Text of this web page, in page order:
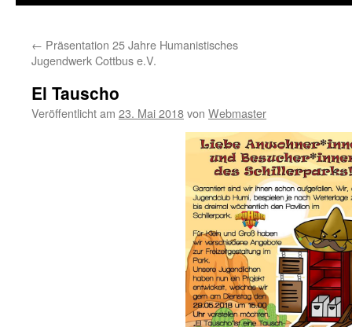
← Präsentation 25 Jahre Humanistisches
Jugendwerk Cottbus e.V.
El Tauscho
Veröffentlicht am 23. Mai 2018von Webmaster